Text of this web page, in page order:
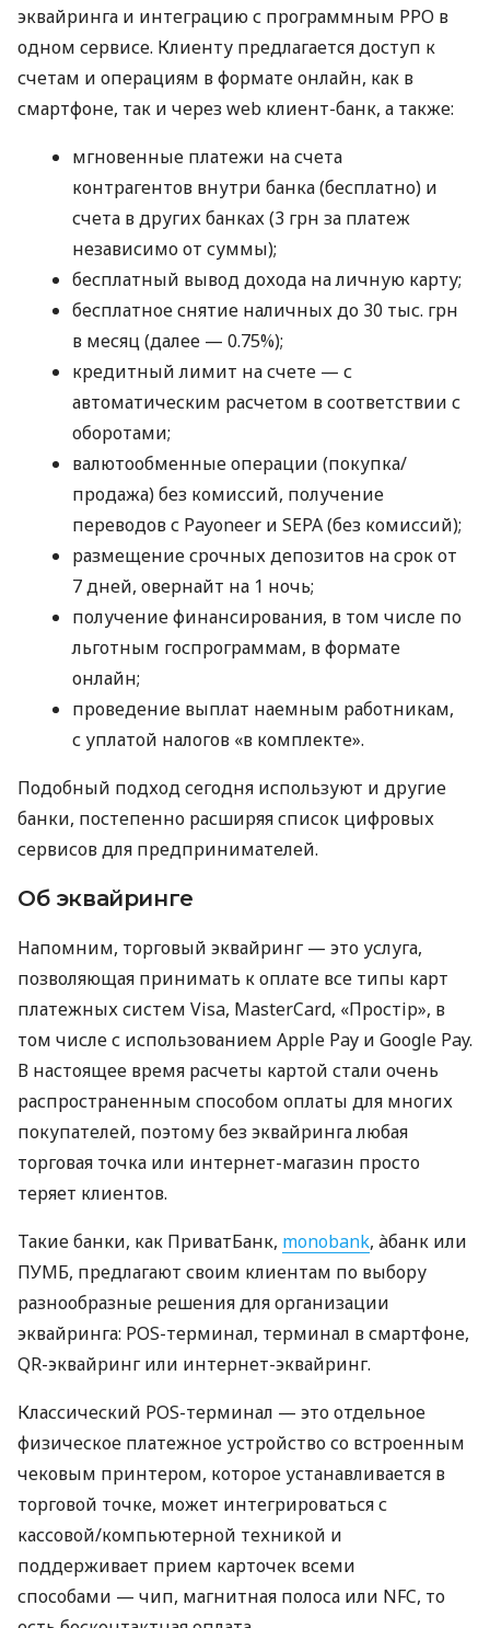
эквайринга и интеграцию с программным РРО в
одном сервисе. Клиенту предлагается доступ к
счетам и операциям в формате онлайн, как в
смартфоне, так и через web клиент-банк, а также:
мгновенные платежи на счета
контрагентов внутри банка (бесплатно) и
счета в других банках (3 грн за платеж
независимо от суммы);
бесплатный вывод дохода на личную карту;
бесплатное снятие наличных до 30 тыс. грн
в месяц (далее — 0.75%);
кредитный лимит на счете — с
автоматическим расчетом в соответствии с
оборотами;
валютообменные операции (покупка/
продажа) без комиссий, получение
переводов с Payoneer и SEPA (без комиссий);
размещение срочных депозитов на срок от
7 дней, овернайт на 1 ночь;
получение финансирования, в том числе по
льготным госпрограммам, в формате
онлайн;
проведение выплат наемным работникам,
с уплатой налогов «в комплекте».
Подобный подход сегодня используют и другие
банки, постепенно расширяя список цифровых
сервисов для предпринимателей.
Об эквайринге
Напомним, торговый эквайринг — это услуга,
позволяющая принимать к оплате все типы карт
платежных систем Visa, MasterCard, «Простір», в
том числе с использованием Apple Pay и Google Pay.
В настоящее время расчеты картой стали очень
распространенным способом оплаты для многих
покупателей, поэтому без эквайринга любая
торговая точка или интернет-магазин просто
теряет клиентов.
Такие банки, как ПриватБанк, monobank, àбанк или
ПУМБ, предлагают своим клиентам по выбору
разнообразные решения для организации
эквайринга: POS-терминал, терминал в смартфоне,
QR-эквайринг или интернет-эквайринг.
Классический POS-терминал — это отдельное
физическое платежное устройство со встроенным
чековым принтером, которое устанавливается в
торговой точке, может интегрироваться с
кассовой/компьютерной техникой и
поддерживает прием карточек всеми
способами — чип, магнитная полоса или NFC, то